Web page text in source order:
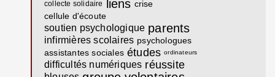
collecte solidaire liens crise
cellule d'écoute
soutien psychologique parents
infirmières scolaires psychologues
assistantes sociales études ordinateurs
difficultés numériques réussite